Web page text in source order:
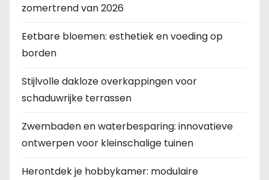
zomertrend van 2026
Eetbare bloemen: esthetiek en voeding op
borden
Stijlvolle dakloze overkappingen voor
schaduwrijke terrassen
Zwembaden en waterbesparing: innovatieve
ontwerpen voor kleinschalige tuinen
Herontdek je hobbykamer: modulaire